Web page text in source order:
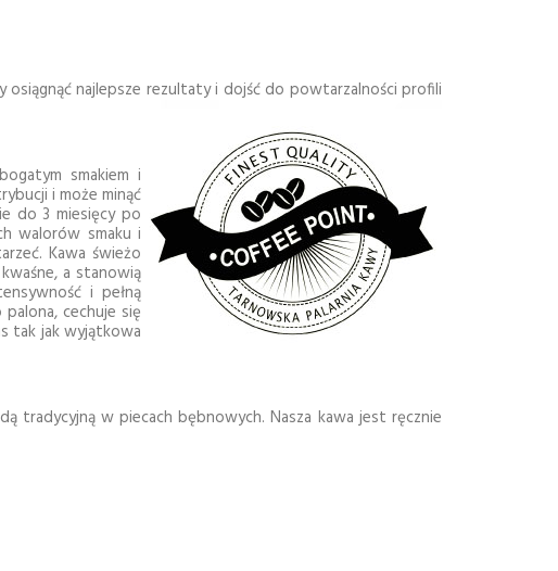
osiągnąć najlepsze rezultaty i dojść do powtarzalności profili
smakiem i
i może minąć
do 3 miesięcy po
walorów smaku i
Kawa świeżo
a stanowią
i pełną
cechuje się
tak jak wyjątkowa
tradycyjną w piecach bębnowych. Nasza kawa jest ręcznie